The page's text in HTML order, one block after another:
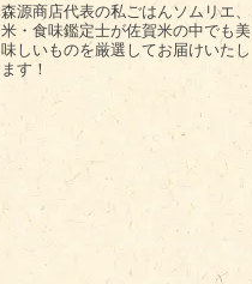
森源商店代表の私ごはんソムリエ、
米・食味鑑定士が佐賀米の中でも美
味しいものを厳選してお届けいたし
ます！